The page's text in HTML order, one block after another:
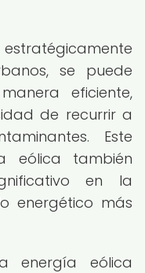
se puede
eficiente,
de recurrir a
Este
eólica también
en la
energético más
energía eólica